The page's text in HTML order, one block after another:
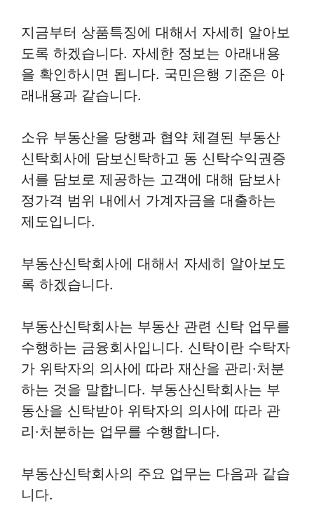
지금부터 상품특징에 대해서 자세히 알아보
도록 하겠습니다. 자세한 정보는 아래내용
을 확인하시면 됩니다. 국민은행 기준은 아
래내용과 같습니다.
소유 부동산을 당행과 협약 체결된 부동산
신탁회사에 담보신탁하고 동 신탁수익권증
서를 담보로 제공하는 고객에 대해 담보사
정가격 범위 내에서 가계자금을 대출하는
제도입니다.
부동산신탁회사에 대해서 자세히 알아보도
록 하겠습니다.
부동산신탁회사는 부동산 관련 신탁 업무를
수행하는 금융회사입니다. 신탁이란 수탁자
가 위탁자의 의사에 따라 재산을 관리·처분
하는 것을 말합니다. 부동산신탁회사는 부
동산을 신탁받아 위탁자의 의사에 따라 관
리·처분하는 업무를 수행합니다.
부동산신탁회사의 주요 업무는 다음과 같습
니다.